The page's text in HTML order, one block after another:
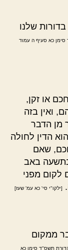
שלנו
סימן כא סעיף ה עמוד
או זקן,
ואין בזה
מן הדבר
הדין לחולה
שאם
באב
לקום מפני
[ילקו"י סי' כא עמ' שעז]
ממקום
תשס"ד סימן כא